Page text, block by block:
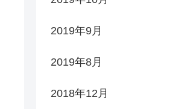
2019年9月
2019年8月
2018年12月